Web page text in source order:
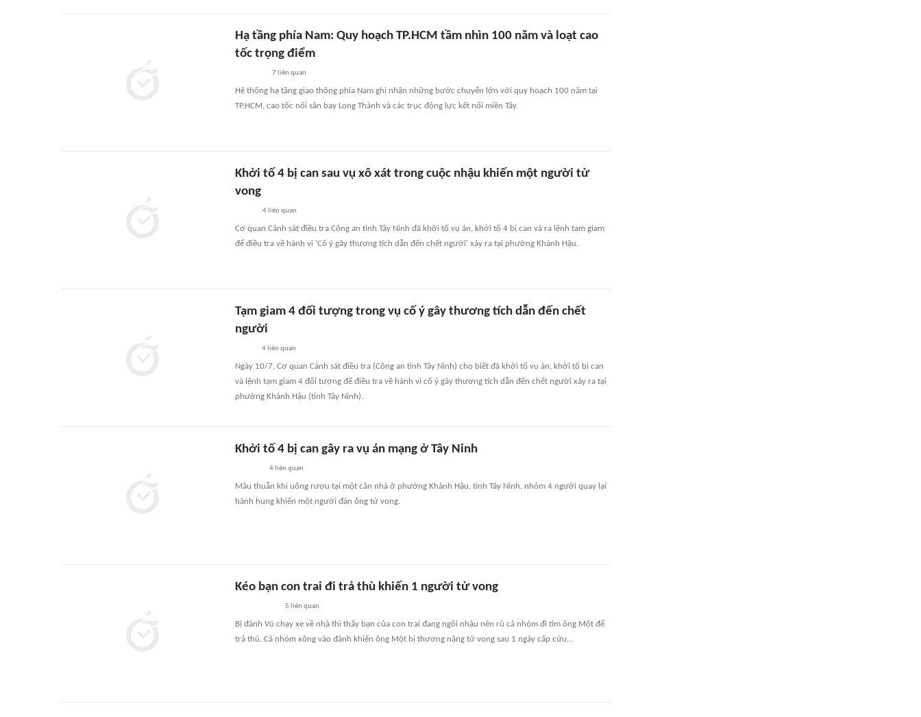
Hạ tầng phía Nam: Quy hoạch TP.HCM tầm nhìn 100 năm và loạt cao
tốc trọng điểm
7 liên quan
Hệ thống hạ tầng giao thông phía Nam ghi nhận những bước chuyển lớn với quy hoạch 100 năm tại
TP.HCM, cao tốc nối sân bay Long Thành và các trục động lực kết nối miền Tây.
Khởi tố 4 bị can sau vụ xô xát trong cuộc nhậu khiến một người tử
vong
4liên quan
Cơ quan Cảnh sát điều tra Công an tỉnh Tây Ninh đã khởi tố vụ án, khởi tố 4 bị can và ra lệnh tạm giam
để điều tra về hành vi 'Cố ý gây thương tích dẫn đến chết người' xảy ra tại phường Khánh Hậu.
Tạm giam 4 đối tượng trong vụ cố ý gây thương tích dẫn đến chết
người
4 liên quan
Ngày 10/7, Cơ quan Cảnh sát điều tra (Công an tỉnh Tây Ninh) cho biết đã khởi tố vụ án, khởi tố bị can
và lệnh tạm giam 4 đối tượng để điều tra về hành vi cố ý gây thương tích dẫn đến chết người xảy ra tại
phường Khánh Hậu (tỉnh Tây Ninh).
Khởi tố 4 bị can gây ra vụ án mạng ở Tây Ninh
4liên quan
Mâu thuẫn khi uống rượu tại một căn nhà ở phường Khánh Hậu, tỉnh Tây Ninh, nhóm 4 người quay lại
hành hung khiến một người đàn ông tử vong.
Kéo bạn con trai đi trả thù khiến 1 người tử vong
5 liên quan
Bị đánh Vũ chạy xe về nhà thì thấy bạn của con trai đang ngồi nhậu nên rủ cả nhóm đi tìm ông Một để
trả thù. Cả nhóm xông vào đánh khiến ông Một bị thương nặng tử vong sau 1 ngày cấp cứu…